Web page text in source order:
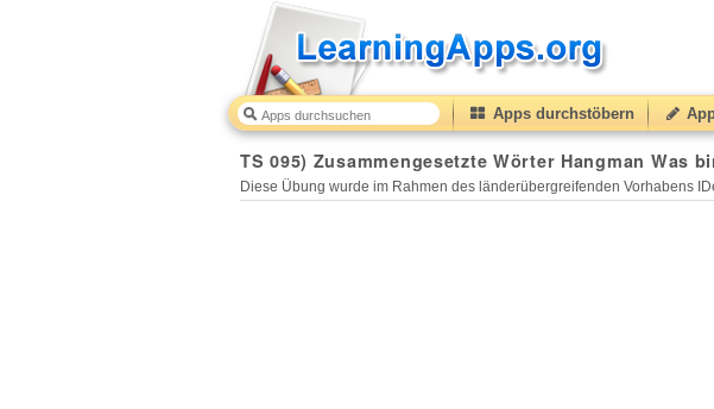
Apps durchstöbern
TS 095) Zusammengesetzte Wörter Hangman Was
Diese Übung wurde im Rahmen des länderübergreifenden Vorhabens